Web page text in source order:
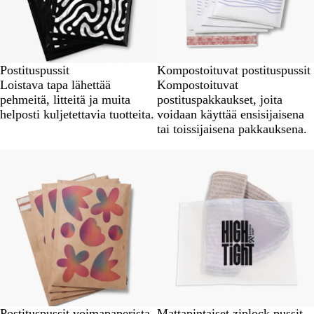
Postituspussit
Loistava tapa lähettää
pehmeitä, litteitä ja muita
helposti kuljetettavia tuotteita.
Kompostoituvat postituspussit
Kompostoituvat
postituspakkaukset, joita
voidaan käyttää ensisijaisena
tai toissijaisena pakkauksena.